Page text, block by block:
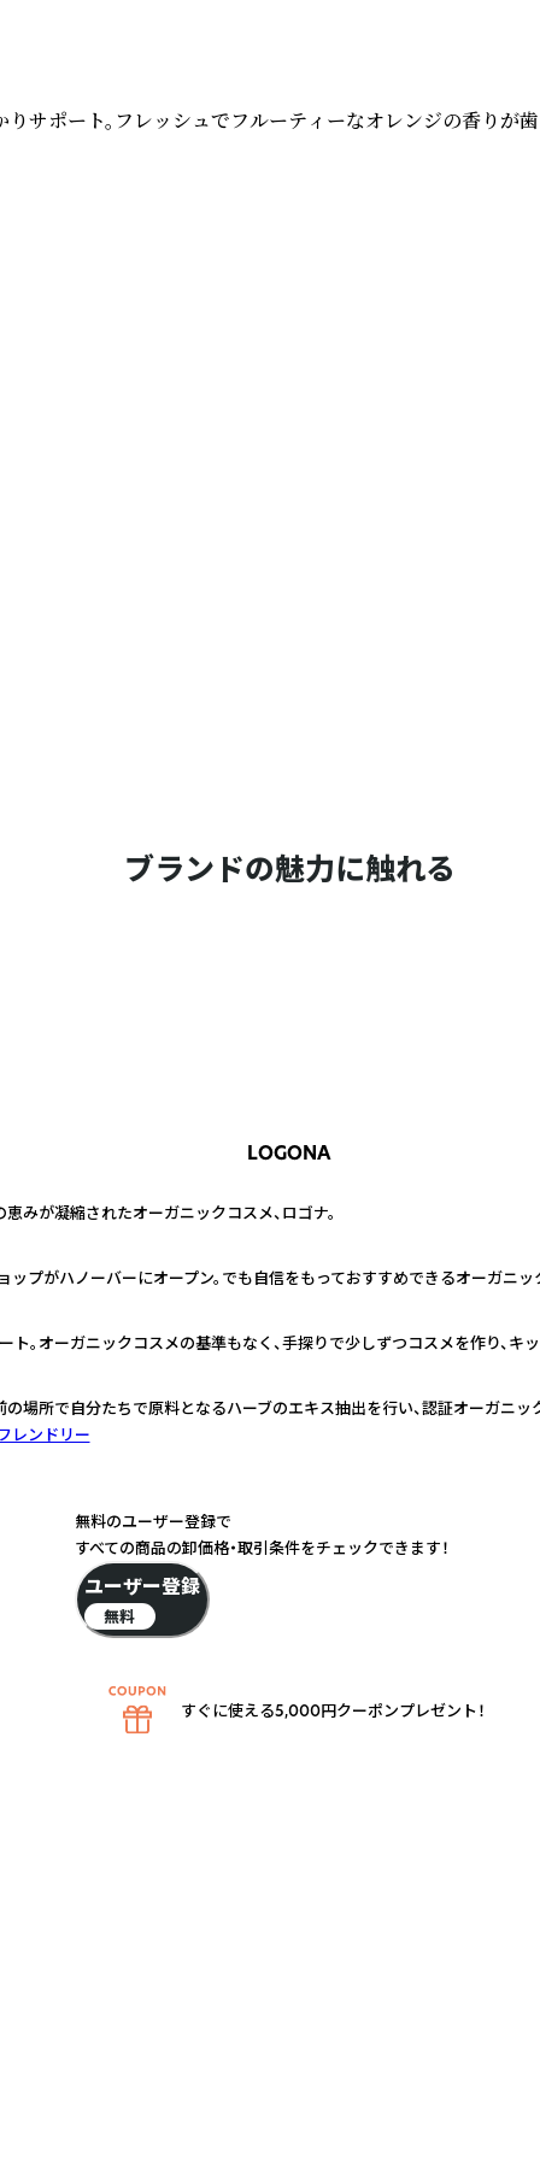
ポート。フレッシュでフルーティーなオレンジの香りが
ブランドの魅力に触れる
LOGONA
みが凝縮されたオーガニックコスメ、ロゴナ。
プがハノーバーにオープン。でも自信をもっておすすめできるオーガニッ
。オーガニックコスメの基準もなく、手探りで少しずつコスメを作り、キ
場所で自分たちで原料となるハーブのエキス抽出を行い、認証オーガニッ
レンドリー
無料のユーザー登録で
すべての商品の卸価格・取引条件をチェックできます！
ユーザー登録
無料
すぐに使える5,000円クーポンプレゼント！